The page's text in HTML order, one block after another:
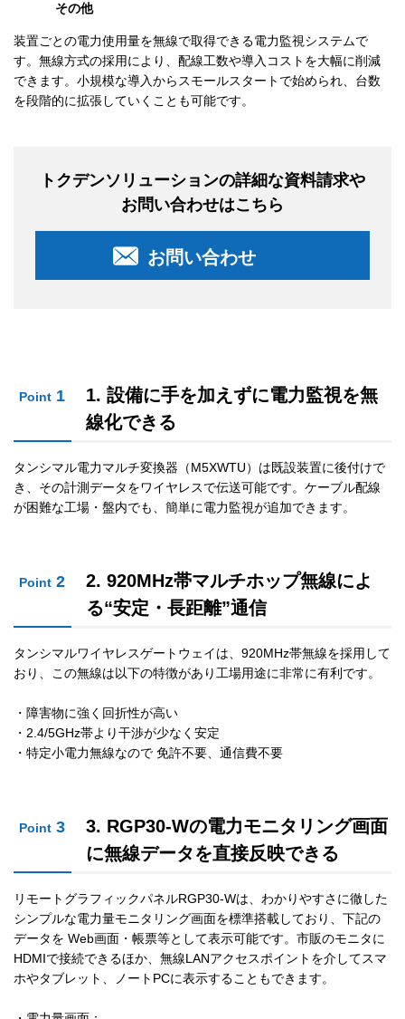
その他
装置ごとの電力使用量を無線で取得できる電力監視システムで
す。無線方式の採用により、配線工数や導入コストを大幅に削減
できます。小規模な導入からスモールスタートで始められ、台数
を段階的に拡張していくことも可能です。
トクデンソリューションの詳細な資料請求や
お問い合わせはこちら
お問い合わせ
Point 1
1. 設備に手を加えずに電力監視を無
線化できる
タンシマル電力マルチ変換器（M5XWTU）は既設装置に後付けで
き、その計測データをワイヤレスで伝送可能です。ケーブル配線
が困難な工場・盤内でも、簡単に電力監視が追加できます。
Point 2
2. 920MHz帯マルチホップ無線によ
る“安定・長距離”通信
タンシマルワイヤレスゲートウェイは、920MHz帯無線を採用して
おり、この無線は以下の特徴があり工場用途に非常に有利です。
・障害物に強く回折性が高い
・2.4/5GHz帯より干渉が少なく安定
・特定小電力無線なので 免許不要、通信費不要
Point 3
3. RGP30-Wの電力モニタリング画面
に無線データを直接反映できる
リモートグラフィックパネルRGP30-Wは、わかりやすさに徹した
シンプルな電力量モニタリング画面を標準搭載しており、下記の
データを Web画面・帳票等として表示可能です。市販のモニタに
HDMIで接続できるほか、無線LANアクセスポイントを介してスマ
ホやタブレット、ノートPCに表示することもできます。